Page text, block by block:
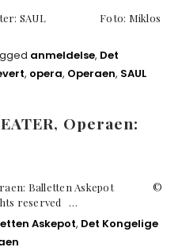
Teater: SAUL Foto: Miklos
anmeldelse, Det
, opera, Operaen, SAUL
Operaen:
Balletten Askepot ©
reserved …
Askepot, Det Kongelige